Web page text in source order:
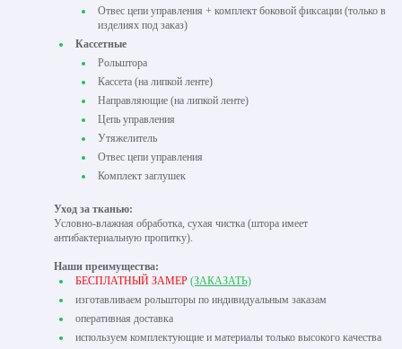
Отвес цепи управления + комплект боковой фиксации (только в
изделиях под заказ)
Кассетные
Рольштора
Кассета (на липкой ленте)
Направляющие (на липкой ленте)
Цепь управления
Утяжелитель
Отвес цепи управления
Комплект заглушек
Уход за тканью:
Условно-влажная обработка, сухая чистка (штора имеет
антибактериальную пропитку).
Наши преимущества:
БЕСПЛАТНЫЙ ЗАМЕР (ЗАКАЗАТЬ)
изготавливаем рольшторы по индивидуальным заказам
оперативная доставка
используем комплектующие и материалы только высокого качества